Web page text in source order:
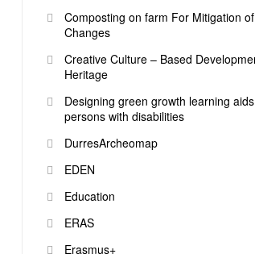
Composting on farm For Mitigation
Changes
Creative Culture – Based
Heritage
Designing green growth learning
persons with disabilities
DurresArcheomap
EDEN
Education
ERAS
Erasmus+